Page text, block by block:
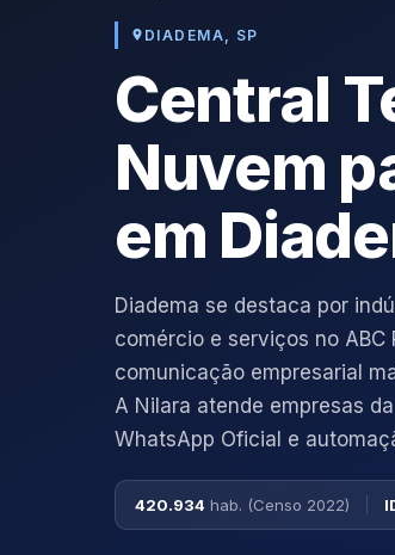
DIADEMA, SP
Central
Nuvem
em
Diadema se destaca por
comércio e serviços no
comunicação empresarial
A Nilara atende empresas
WhatsApp Oficial e
420.934 hab. (Censo 2022)